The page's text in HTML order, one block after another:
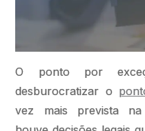
O ponto por
desburocratizar o
vez mais prevista na